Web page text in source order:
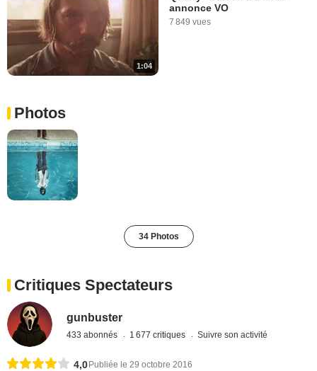
1:04
annonce VO
7 849 vues
Photos
34 Photos
Critiques Spectateurs
gunbuster
433 abonnés 1 677 critiques Suivre son activité
4,0Publiée le 29 octobre 2016